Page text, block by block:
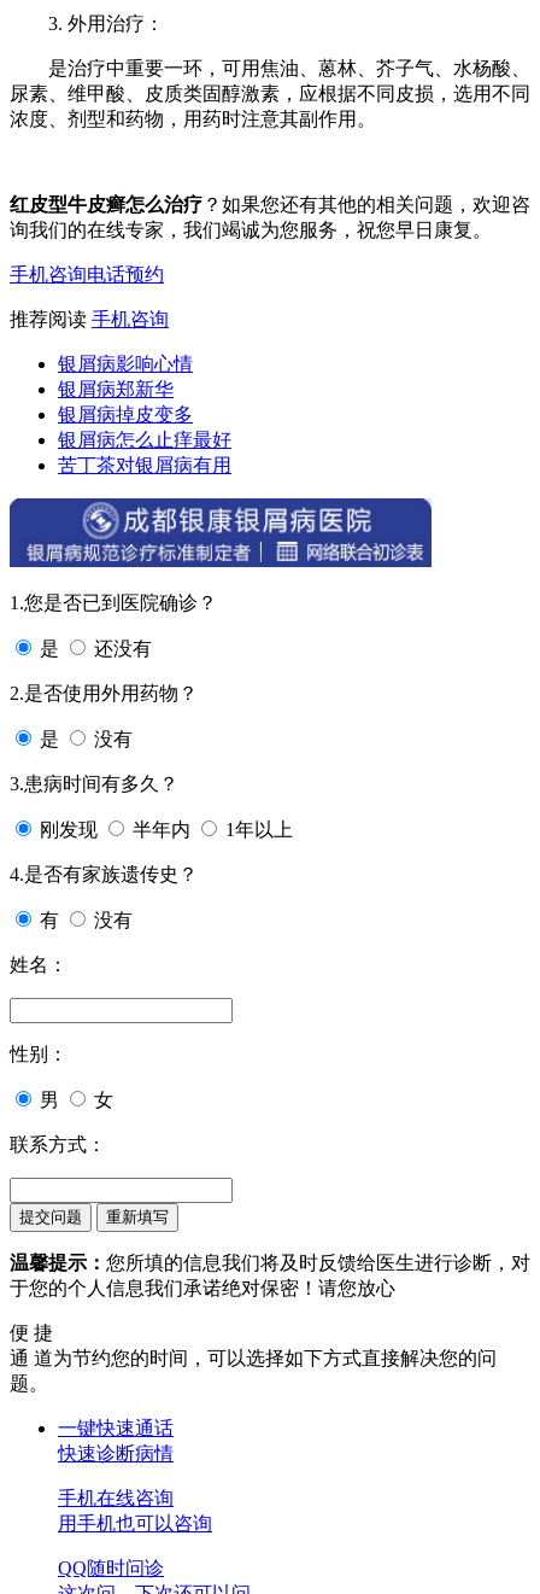
3. 外用治疗：
是治疗中重要一环，可用焦油、蒽林、芥子气、水杨酸、
尿素、维甲酸、皮质类固醇激素，应根据不同皮损，选用不同
浓度、剂型和药物，用药时注意其副作用。
红皮型牛皮癣怎么治疗 ？如果您还有其他的相关问题，欢迎咨
询我们的在线专家，我们竭诚为您服务，祝您早日康复。
手机咨询电话预约
推荐阅读 手机咨询
银屑病影响心情
银屑病郑新华
银屑病掉皮变多
银屑病怎么止痒最好
苦丁茶对银屑病有用
1.您是否已到医院确诊？
是 还没有
2.是否使用外用药物？
是 没有
3.患病时间有多久？
刚发现 半年内 1年以上
4.是否有家族遗传史？
有 没有
姓名：
性别：
男 女
联系方式：
温馨提示： 您所填的信息我们将及时反馈给医生进行诊断，对
于您的个人信息我们承诺绝对保密！请您放心
便 捷
通 道为节约您的时间，可以选择如下方式直接解决您的问
题。
一键快速通话
快速诊断病情
手机在线咨询
用手机也可以咨询
QQ随时问诊